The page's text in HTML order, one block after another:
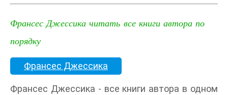
Франсес Джессика читать все книги автора по
порядку
Франсес Джессика
Франсес Джессика - все книги автора в одном